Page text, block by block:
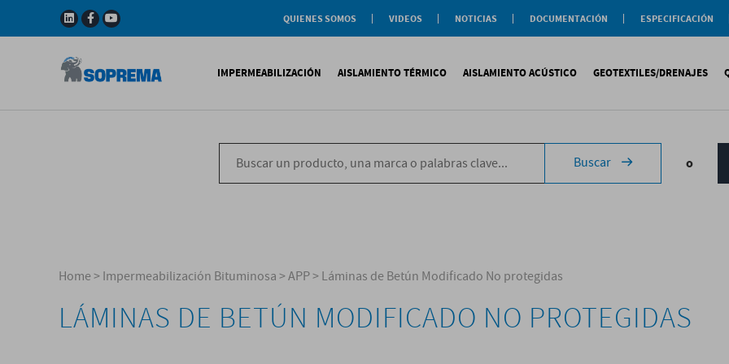
QUIENES SOMOS
VIDEOS
NOTICIAS
DOCUMENTACIÓN
Documentación General
ESPECIFICACIÓN
Certificaciones
IMPERMEABILIZACIÓN
Impermeabilización Bituminosa
Impermeabilización Sintética
Impermeabilización Líquida
AISLAMIENTO TÉRMICO
XPS
Texlosa
PIR
AISLAMIENTO ACÚSTICO
Tecsound®
Texfon
Texsilen
Auxiliares
GEOTEXTILES/DRENAJES
Geotextiles
Drenajes
Buscar o
Home>Impermeabilización Bituminosa>APP>Láminas de Betún Modificado No protegidas
LÁMINAS DE BETÚN MODIFICADO NO PROTEGIDAS